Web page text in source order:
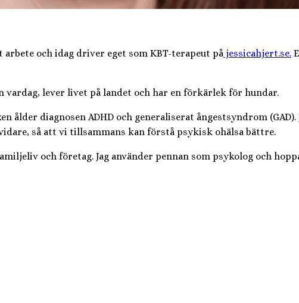
och idag driver eget som KBT-terapeut på jessicahjert.se.
lever livet på landet och har en förkärlek för hundar.
ålder diagnosen ADHD och generaliserat ångestsyndrom
så att vi tillsammans kan förstå psykisk ohälsa bättre.
och företag. Jag använder pennan som psykolog och